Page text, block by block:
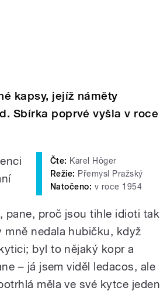
kapsy, jejíž náměty
Sbírka poprvé vyšla v roce
Čte: Karel Höger
Režie: Přemysl Pražský
Natočeno: v roce 1954
pane, proč jsou tihle idioti tak
mně nedala hubičku, když
byl to nějaký kopr a
– já jsem viděl ledacos, ale
měla ve své kytce jeden